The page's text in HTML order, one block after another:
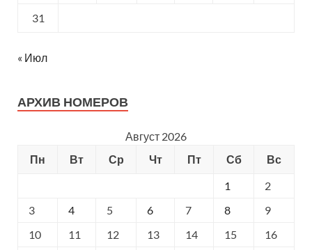
31
« Июл
АРХИВ НОМЕРОВ
Август 2026
Пн
Вт Ср Чт Пт Сб
Вс
1
2
3
4 5 6 7 8
9
10
11 12 13 14 15
16